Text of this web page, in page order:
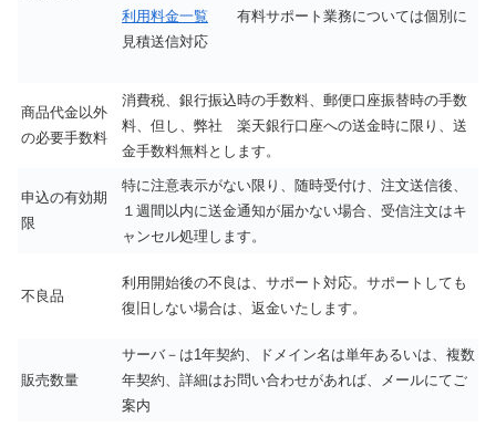
利用料金一覧 有料サポート業務については個別に
見積送信対応
商品代金以外
の必要手数料
消費税、銀行振込時の手数料、郵便口座振替時の手数
料、但し、弊社 楽天銀行口座への送金時に限り、送
金手数料無料とします。
申込の有効期
限
特に注意表示がない限り、随時受付け、注文送信後、
１週間以内に送金通知が届かない場合、受信注文はキ
ャンセル処理します。
不良品
利用開始後の不良は、サポート対応。サポートしても
復旧しない場合は、返金いたします。
販売数量
サーバ－は1年契約、ドメイン名は単年あるいは、複数
年契約、詳細はお問い合わせがあれば、メールにてご
案内